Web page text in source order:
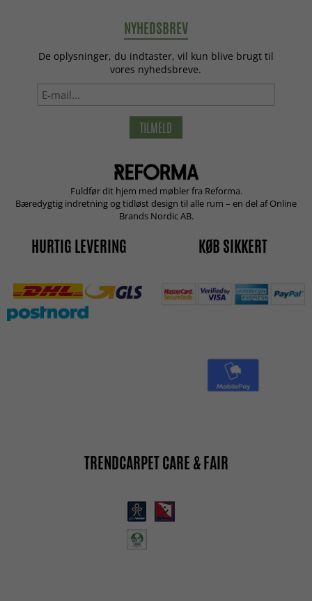
NYHEDSBREV
De oplysninger, du indtaster, vil kun blive brugt til
vores nyhedsbreve.
TILMELD
Fuldfør dit hjem med møbler fra Reforma.
Bæredygtig indretning og tidløst design til alle rum – en del af Online
Brands Nordic AB.
HURTIG LEVERING KØB SIKKERT
TRENDCARPET CARE & FAIR